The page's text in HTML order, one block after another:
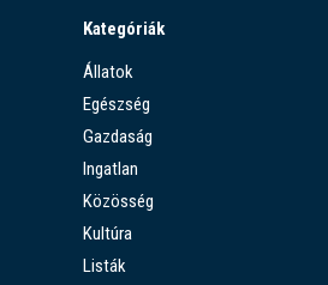
Kategóriák
Állatok
Egészség
Gazdaság
Ingatlan
Közösség
Kultúra
Listák